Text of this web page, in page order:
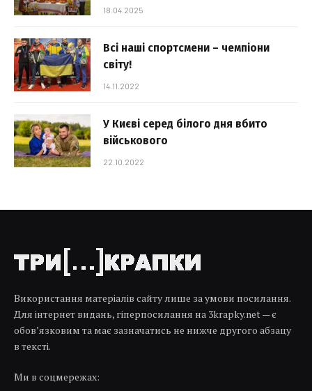
18.04.2025
Всі наші спортсмени – чемпіони
світу!
14.11.2022
У Києві серед білого дня вбито
військового
22.10.2022
Використання матеріалів сайту лише за умови посилання.
Для інтернет видань, гіперпосилання на 3krapky.net — є
обов’язковим та має зазначатись не нижче другого абзацу
в тексті.
Ми в соцмережах: